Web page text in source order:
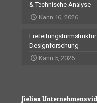
& Technische Analyse
Kann 16, 2026
Designforschung
Kann 5, 2026
Jielian